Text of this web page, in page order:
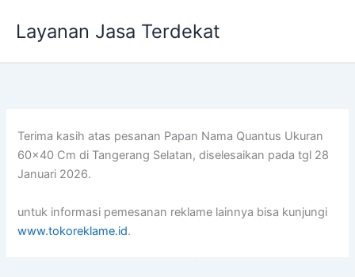
Layanan Jasa Terdekat
Terima kasih atas pesanan Papan Nama Quantus Ukuran
60×40 Cm di Tangerang Selatan, diselesaikan pada tgl 28
Januari 2026.
untuk informasi pemesanan reklame lainnya bisa kunjungi
www.tokoreklame.id.